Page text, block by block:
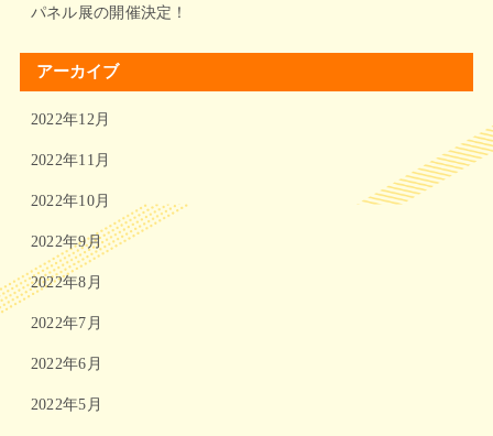
パネル展の開催決定！
アーカイブ
2022年12月
2022年11月
2022年10月
2022年9月
2022年8月
2022年7月
2022年6月
2022年5月